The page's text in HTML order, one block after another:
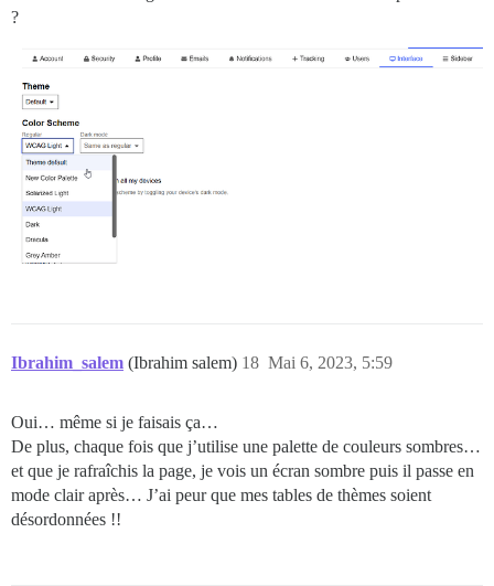
?
Ibrahim_salem (Ibrahim salem) Mai 6, 2023, 5:59
18
Oui… même si je faisais ça…
De plus, chaque fois que j’utilise une palette de couleurs sombres…
et que je rafraîchis la page, je vois un écran sombre puis il passe en
mode clair après… J’ai peur que mes tables de thèmes soient
désordonnées !!